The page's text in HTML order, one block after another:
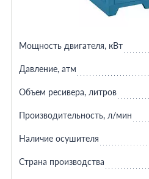
Мощность двигателя, кВт
Давление, атм
Объем ресивера, литров
Производительность, л/мин
Наличие осушителя
Страна производства